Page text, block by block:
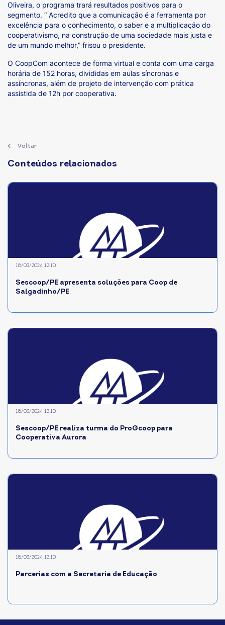
Oliveira, o programa trará resultados positivos para o
segmento. “ Acredito que a comunicação é a ferramenta por
excelência para o conhecimento, o saber e a multiplicação do
cooperativismo, na construção de uma sociedade mais justa e
de um mundo melhor,” frisou o presidente.
O CoopCom acontece de forma virtual e conta com uma carga
horária de 152 horas, divididas em aulas síncronas e
assíncronas, além de projeto de intervenção com prática
assistida de 12h por cooperativa.
Voltar
Conteúdos relacionados
Sescoop/PE apresenta soluções para Coop de
Salgadinho/PE
18/03/2024 12:10
Sescoop/PE realiza turma do ProGcoop para
Cooperativa Aurora
18/03/2024 12:10
Parcerias com a Secretaria de Educação
18/03/2024 12:10